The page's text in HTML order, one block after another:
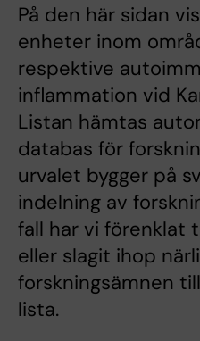
På den här sidan
enheter inom
respektive
inflammation vid
Listan hämtas
databas för
urvalet bygger på
indelning av
fall har vi förenklat
eller slagit ihop
forskningsämnen
lista.